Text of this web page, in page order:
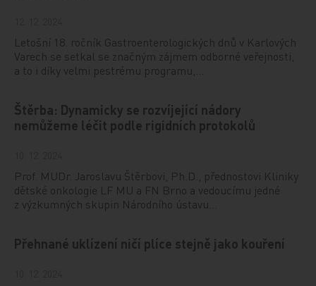
Letošní 18. ročník Gastroenterologických dnů v Karlových
Varech se setkal se značným zájmem odborné veřejnosti,
a to i díky velmi pestrému programu,…
Štěrba: Dynamicky se rozvíjející nádory
nemůžeme léčit podle rigidních protokolů
Prof. MUDr. Jaroslavu Štěrbovi, Ph.D., přednostovi Kliniky
dětské onkologie LF MU a FN Brno a vedoucímu jedné
z výzkumných skupin Národního ústavu…
Přehnané uklízení ničí plíce stejně jako kouření